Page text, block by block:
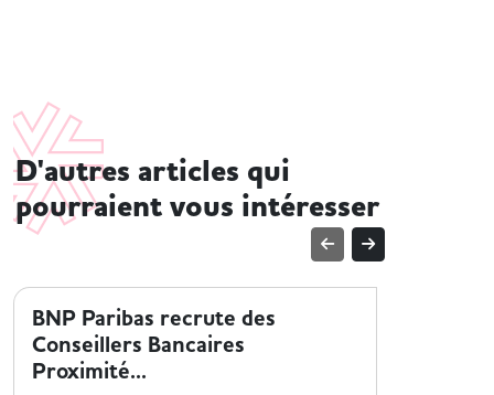
D'autres articles qui
pourraient vous intéresser
BNP Paribas recrute des
Conseillers Bancaires
Proximité...